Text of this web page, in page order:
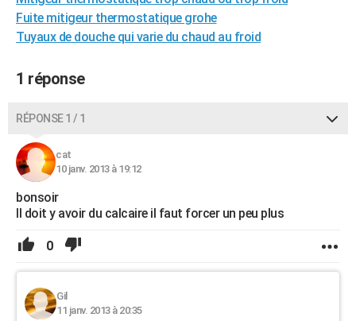
BONS PLANS
CARTE DE VOEUX
S'inscrire
Se connecter
Lycées
Collèges
Primaires
Universités
Entreprises
Service militaire
Avis de recherche
AVIS DE DÉCÈS
FORUM
Fuite mitigeur thermostatique grohe
Tuyaux de douche qui varie du chaud au froid
1 réponse
RÉPONSE 1 / 1
cat
10 janv. 2013 à 19:12
bonsoir
Il doit y avoir du calcaire il faut forcer un peu plus
0
Gil
11 janv. 2013 à 20:35